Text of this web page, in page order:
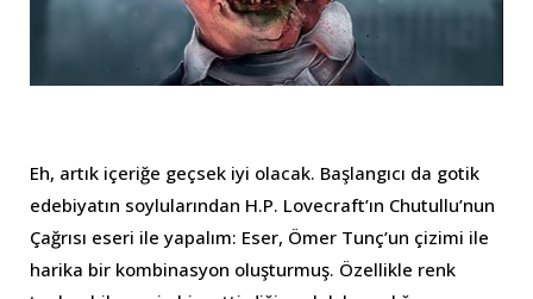
Eh, artık içeriğe geçsek iyi olacak. Başlangıcı da gotik
edebiyatın soylularından H.P. Lovecraft’ın Chutullu’nun
Çağrısı eseri ile yapalım: Eser, Ömer Tunç’un çizimi ile
harika bir kombinasyon oluşturmuş. Özellikle renk